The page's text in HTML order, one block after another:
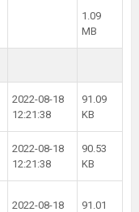
1.09
MB
2022-08-18
12:21:38
91.09
KB
2022-08-18
12:21:38
90.53
KB
2022-08-18
91.01